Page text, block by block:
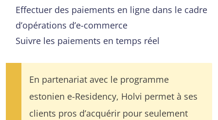
Effectuer des paiements en ligne dans le cadre
d’opérations d’e-commerce
Suivre les paiements en temps réel
En partenariat avec le programme
estonien e-Residency, Holvi permet à ses
clients pros d’acquérir pour seulement